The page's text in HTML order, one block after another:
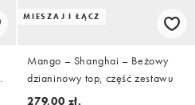
MIESZAJ I ŁĄCZ
Mango – Shanghai – Beżowy
dzianinowy top, część zestawu
279,00 zł.